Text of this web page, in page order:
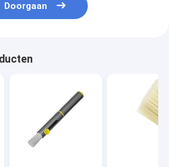
Doorgaan